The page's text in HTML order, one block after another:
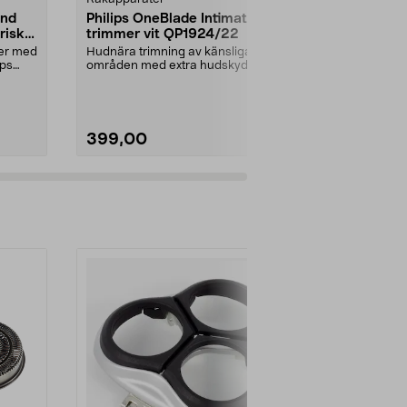
med
Philips OneBlade Intimate
trimmer vit QP1924/22
Hudnära trimning av känsliga
områden med extra hudskydd.
399,00